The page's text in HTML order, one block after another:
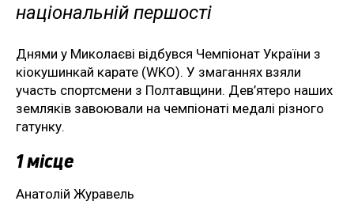
національній першості
Днями у Миколаєві відбувся Чемпіонат України з
кіокушинкай карате (WKO). У змаганнях взяли
участь спортсмени з Полтавщини. Дев’ятеро наших
земляків завоювали на чемпіонаті медалі різного
гатунку.
1 місце
Анатолій Журавель